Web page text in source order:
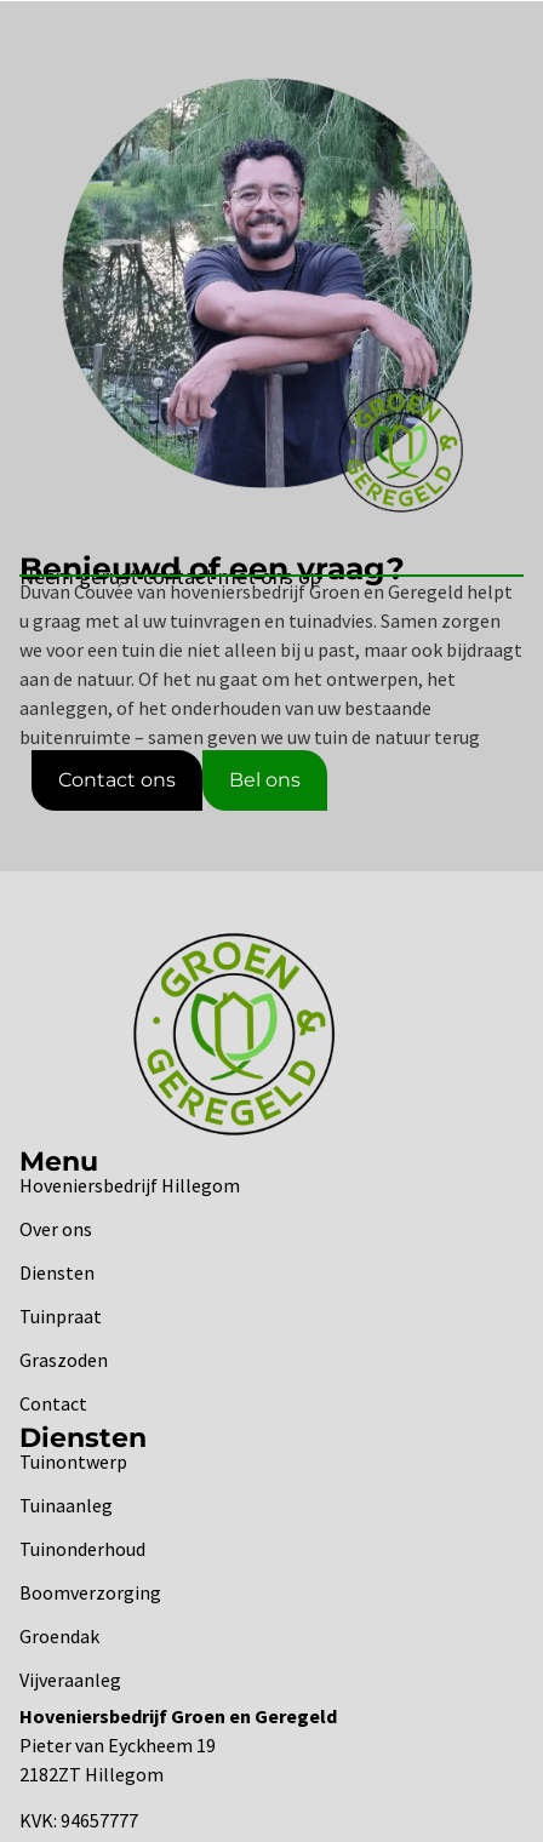
Benieuwd of een vraag?
Neem gerust contact met ons op
Duvan Couvée van hoveniersbedrijf Groen en Geregeld helpt
u graag met al uw tuinvragen en tuinadvies. Samen zorgen
we voor een tuin die niet alleen bij u past, maar ook bijdraagt
aan de natuur. Of het nu gaat om het ontwerpen, het
aanleggen, of het onderhouden van uw bestaande
buitenruimte – samen geven we uw tuin de natuur terug
Contact ons Bel ons
Menu
Hoveniersbedrijf Hillegom
Over ons
Diensten
Tuinpraat
Graszoden
Contact
Diensten
Tuinontwerp
Tuinaanleg
Tuinonderhoud
Boomverzorging
Groendak
Vijveraanleg
Hoveniersbedrijf Groen en Geregeld
Pieter van Eyckheem 19
2182ZT Hillegom
KVK: 94657777